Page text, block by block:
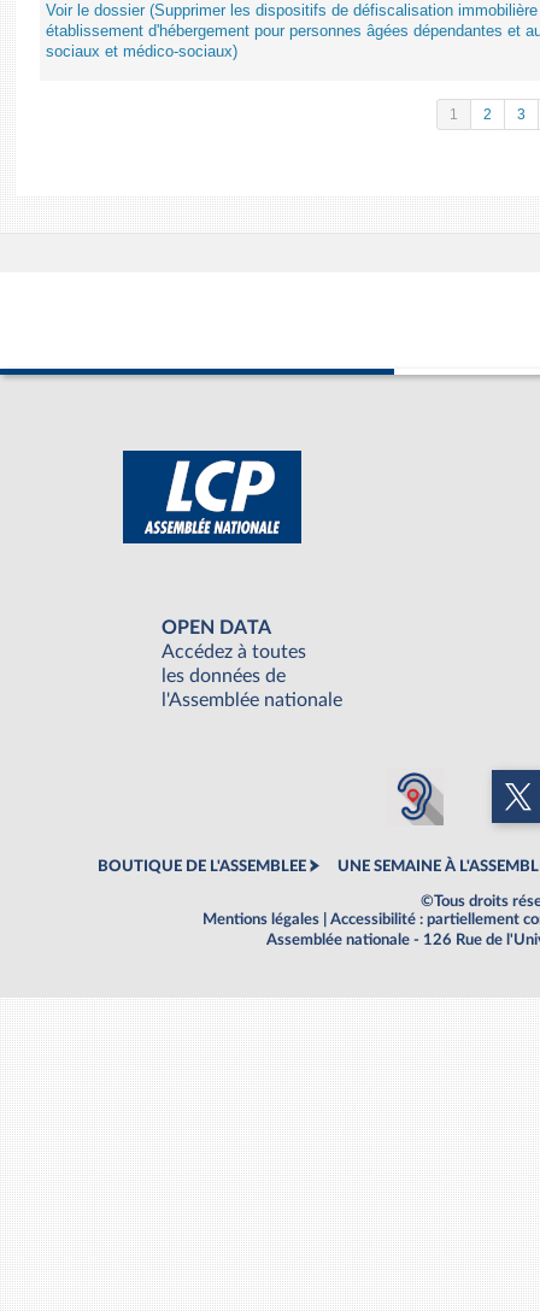
Voir le dossier (Supprimer les dispositifs de défiscalisation
établissement d'hébergement pour personnes âgées dépendantes et
sociaux et médico-sociaux)
1 2 3
OPEN DATA
Accédez à toutes
les données de
l'Assemblée nationale
BOUTIQUE DE L'ASSEMBLEE UNE SEMAINE À
©Tous droits
Mentions légales
Accessibilité : partiellement
Assemblée nationale - 126 Rue de